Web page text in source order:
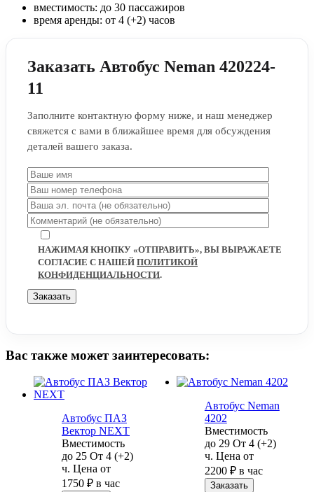
вместимость: до 30 пассажиров
время аренды: от 4 (+2) часов
Заказать Автобус Neman 420224-
11
Заполните контактную форму ниже, и наш менеджер
свяжется с вами в ближайшее время для обсуждения
деталей вашего заказа.
НАЖИМАЯ КНОПКУ «ОТПРАВИТЬ», ВЫ ВЫРАЖАЕТЕ
СОГЛАСИЕ С НАШЕЙ ПОЛИТИКОЙ
КОНФИДЕНЦИАЛЬНОСТИ.
Вас также может заинтересовать:
Автобус ПАЗ
Вектор NEXT
Вместимость
до 25 От 4 (+2)
ч. Цена от
1750 ₽ в час
Автобус Neman
4202
Вместимость
до 29 От 4 (+2)
ч. Цена от
2200 ₽в час
Заказать